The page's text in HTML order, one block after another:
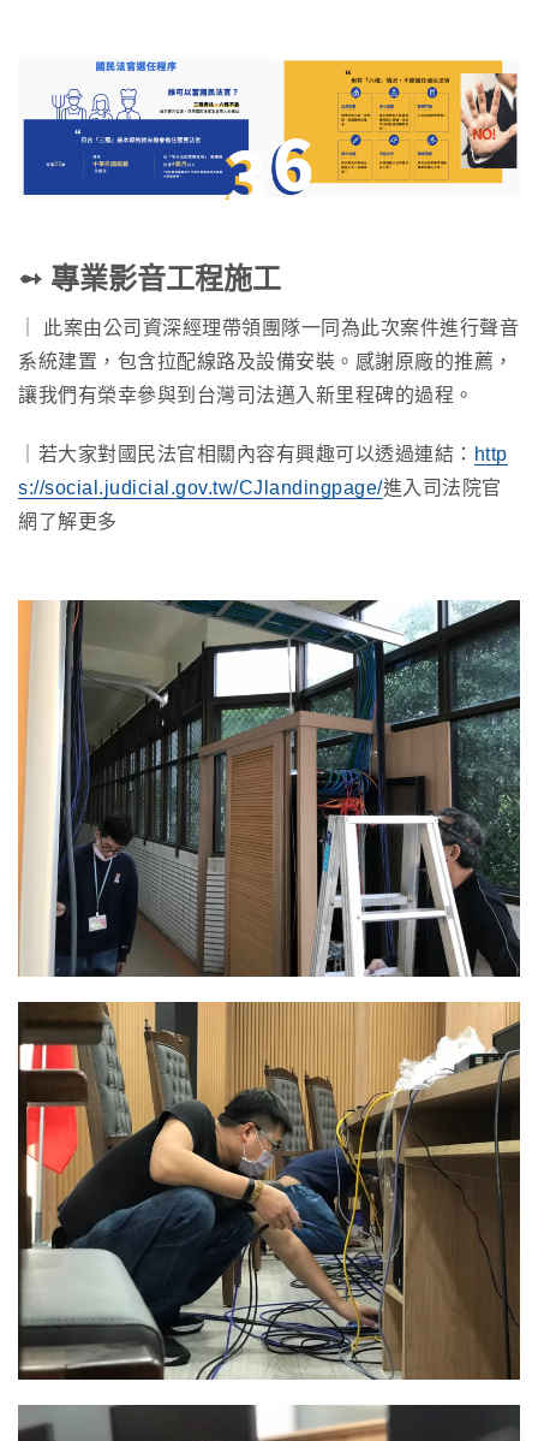
➻ 專業影音工程施工
｜ 此案由公司資深經理帶領團隊一同為此次案件進行聲音
系統建置，包含拉配線路及設備安裝。感謝原廠的推薦，
讓我們有榮幸參與到台灣司法邁入新里程碑的過程。
｜若大家對國民法官相關內容有興趣可以透過連結： http
s://social.judicial.gov.tw/CJlandingpage/進入司法院官
網了解更多